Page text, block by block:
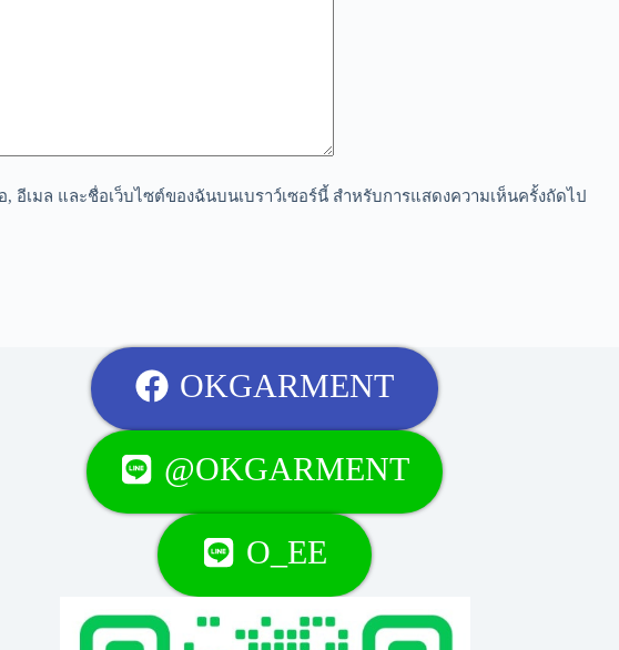
อีเมล และชื่อเว็บไซต์ของฉันบนเบราว์เซอร์นี้ สำหรับการแสดงความเห็นครั้งถัดไป
OKGARMENT
@OKGARMENT
O_EE